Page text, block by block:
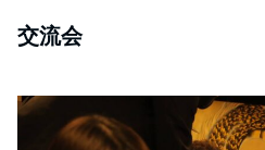
交流会